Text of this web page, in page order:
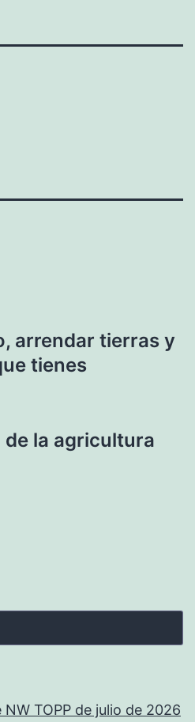
arrendar tierras y
tienes
la agricultura
TOPP de julio de 2026